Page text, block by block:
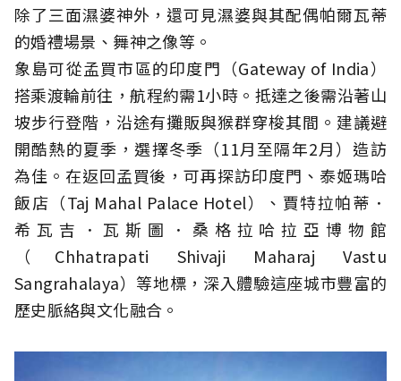
除了三面濕婆神外，還可見濕婆與其配偶帕爾瓦蒂
的婚禮場景、舞神之像等。
象島可從孟買市區的印度門（Gateway of India）
搭乘渡輪前往，航程約需1小時。抵達之後需沿著山
坡步行登階，沿途有攤販與猴群穿梭其間。建議避
開酷熱的夏季，選擇冬季（11月至隔年2月）造訪
為佳。在返回孟買後，可再探訪印度門、泰姬瑪哈
飯店（Taj Mahal Palace Hotel）、賈特拉帕蒂．
希瓦吉．瓦斯圖．桑格拉哈拉亞博物館
（Chhatrapati Shivaji Maharaj Vastu
Sangrahalaya）等地標，深入體驗這座城市豐富的
歷史脈絡與文化融合。